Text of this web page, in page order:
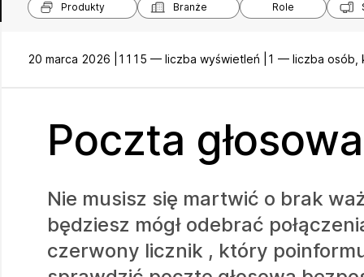
Produkty Branże Role
20 marca 2026 | 1115 — liczba wyświetleń | 1 — liczba osób,
Poczta
Nie musisz się martwić o brak
będziesz mógł odebrać
czerwony licznik , który